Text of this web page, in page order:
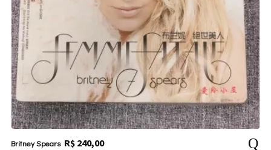
Britney Spears R$240,00